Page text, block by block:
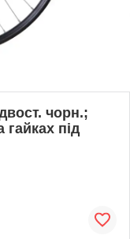
чорн.;
гайках під